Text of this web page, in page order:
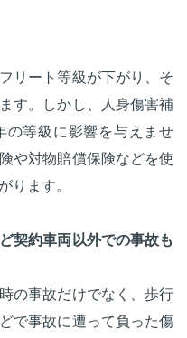
リート等級が下がり、そ
す。しかし、人身傷害補
の等級に影響を与えませ
や対物賠償保険などを使
ります。
契約車両以外での事故も
の事故だけでなく、歩行
で事故に遭って負った傷